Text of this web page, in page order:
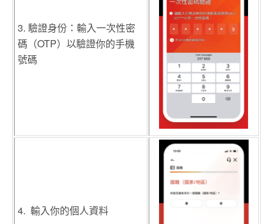
3. 驗證身份：輸入一次性密
碼（OTP）以驗證你的手機
號碼
4. 輸入你的個人資料